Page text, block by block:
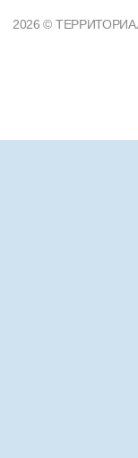
2026 ©